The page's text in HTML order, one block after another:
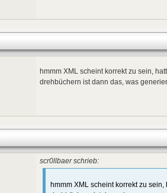
hmmm XML scheint korrekt zu sein,
drehbüchern ist dann das, was
scr0llbaer schrieb:
hmmm XML scheint korrekt zu